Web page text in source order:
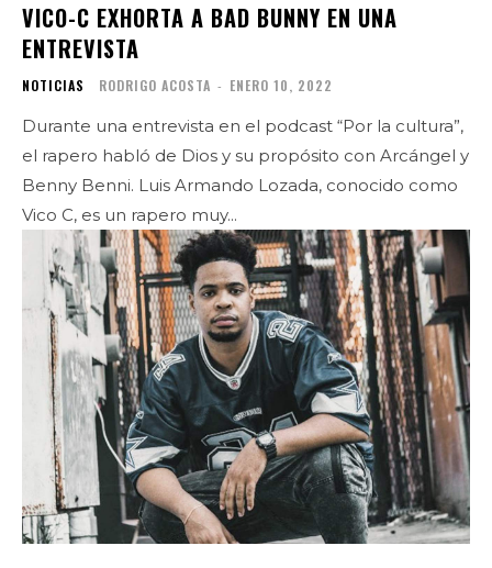
VICO-C EXHORTA A BAD BUNNY EN UNA
ENTREVISTA
NOTICIAS RODRIGO ACOSTA - ENERO 10, 2022
Durante una entrevista en el podcast “Por la cultura”,
el rapero habló de Dios y su propósito con Arcángel y
Benny Benni. Luis Armando Lozada, conocido como
Vico C, es un rapero muy...